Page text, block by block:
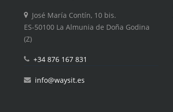
José María Contín, 10 bis.
ES-50100 La Almunia de Doña Godina
(Z)
+34 876 167 831
info@waysit.es